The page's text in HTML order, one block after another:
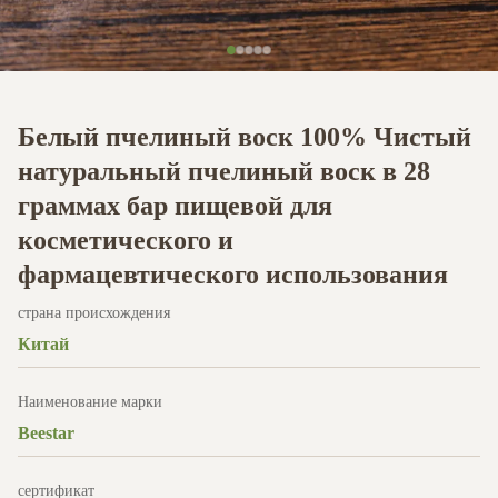
Белый пчелиный воск 100% Чистый
натуральный пчелиный воск в 28
граммах бар пищевой для
косметического и
фармацевтического использования
страна происхождения
Китай
Наименование марки
Beestar
сертификат